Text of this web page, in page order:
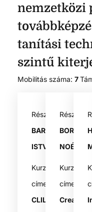
nemzetközi
tanítási
szintű
Mobilitás száma: 7
Résztvevő:
BARCZA
ISTVÁN
Kurzus
címe:
CLIL
BOROS
NOÉMI
Kurzus
címe:
Creative